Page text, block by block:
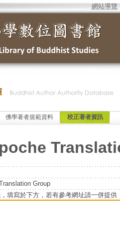
網站導覽
佛學著者規範資料 校正著者資訊
Group
填寫於下方，若有參考網址請一併提供